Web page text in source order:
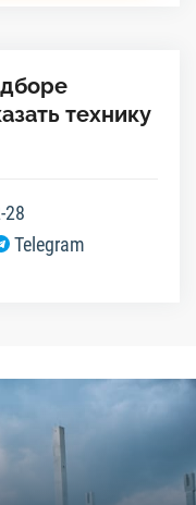
технику
28
Telegram